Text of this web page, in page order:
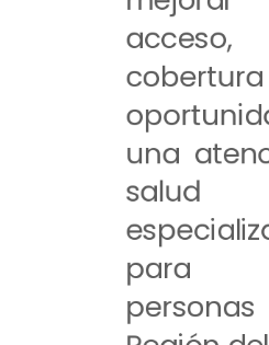
acceso,
una
salud